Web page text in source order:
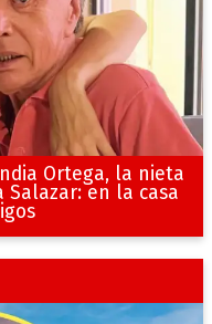
Ortega, la nieta
en la casa